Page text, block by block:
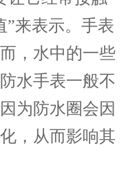
”来表示。手表
，水中的一些
水手表一般不
为防水圈会因
，从而影响其